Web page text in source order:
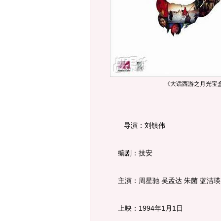
《大话西游之月光宝
导演：刘镇伟
编剧：技安
主演：周星驰 吴孟达 朱菌 蓝洁
上映：1994年1月1日